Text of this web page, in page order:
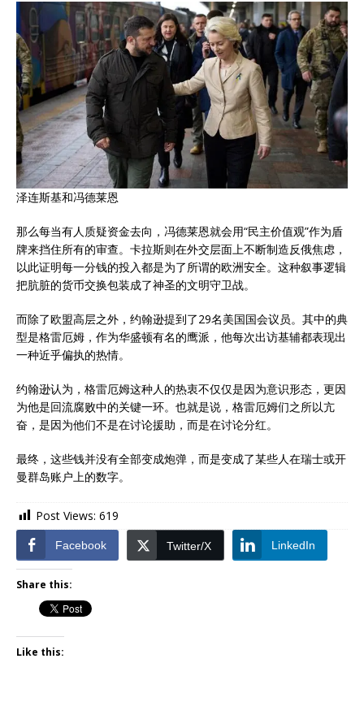
泽连斯基和冯德莱恩
那么每当有人质疑资金去向，冯德莱恩就会用“民主价值观”作为盾
牌来挡住所有的审查。卡拉斯则在外交层面上不断制造反俄焦虑，
以此证明每一分钱的投入都是为了所谓的欧洲安全。这种叙事逻辑
把肮脏的货币交换包装成了神圣的文明守卫战。
而除了欧盟高层之外，约翰逊提到了29名美国国会议员。其中的典
型是格雷厄姆，作为华盛顿有名的鹰派，他每次出访基辅都表现出
一种近乎偏执的热情。
约翰逊认为，格雷厄姆这种人的热衷不仅仅是因为意识形态，更因
为他是回流腐败中的关键一环。也就是说，格雷厄姆们之所以亢
奋，是因为他们不是在讨论援助，而是在讨论分红。
最终，这些钱并没有全部变成炮弹，而是变成了某些人在瑞士或开
曼群岛账户上的数字。
Post Views: 619
Facebook Twitter/X LinkedIn
Share this:
Like this: